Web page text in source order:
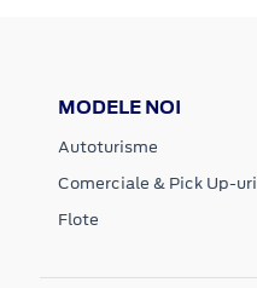
MODELE NOI
Autoturisme
Comerciale & Pick Up-uri
Flote